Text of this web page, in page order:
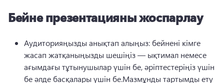
Бейне презентацияны жоспарлау
Аудиторияңызды анықтап алыңыз: бейнені кімге
жасап жатқаныңызды шешіңіз — ықтимал немесе
ағымдағы тұтынушылар үшін бе, әріптестеріңіз үшін
бе әлде басқалары үшін бе.Мазмұнды тартымды ету